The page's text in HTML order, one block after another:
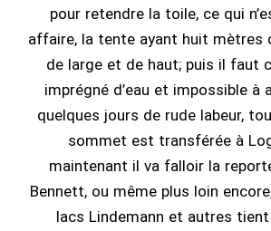
pour retendre la toile, ce qui
affaire, la tente ayant huit mètres
de large et de haut; puis il faut
imprégné d’eau et impossible à
quelques jours de rude labeur,
sommet est transférée à
maintenant il va falloir la
Bennett, ou même plus loin
lacs Lindemann et autres